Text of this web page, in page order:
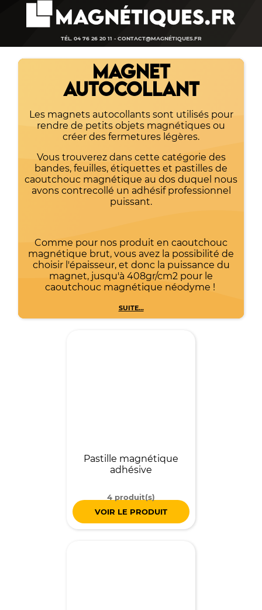
TÉL. 04 76 26 20 11 - CONTACT@MAGNÉTIQUES.FR
MAGNET
AUTOCOLLANT
Les magnets autocollants sont utilisés pour
rendre de petits objets magnétiques ou
créer des fermetures légères.
Vous trouverez dans cette catégorie des
bandes, feuilles, étiquettes et pastilles de
caoutchouc magnétique au dos duquel nous
avons contrecollé un adhésif professionnel
puissant.
Comme pour nos produit en caoutchouc
magnétique brut, vous avez la possibilité de
choisir l'épaisseur, et donc la puissance du
magnet, jusqu'à 408gr/cm2 pour le
caoutchouc magnétique néodyme !
SUITE...
Pastille magnétique
adhésive
4 produit(s)
VOIR LE PRODUIT